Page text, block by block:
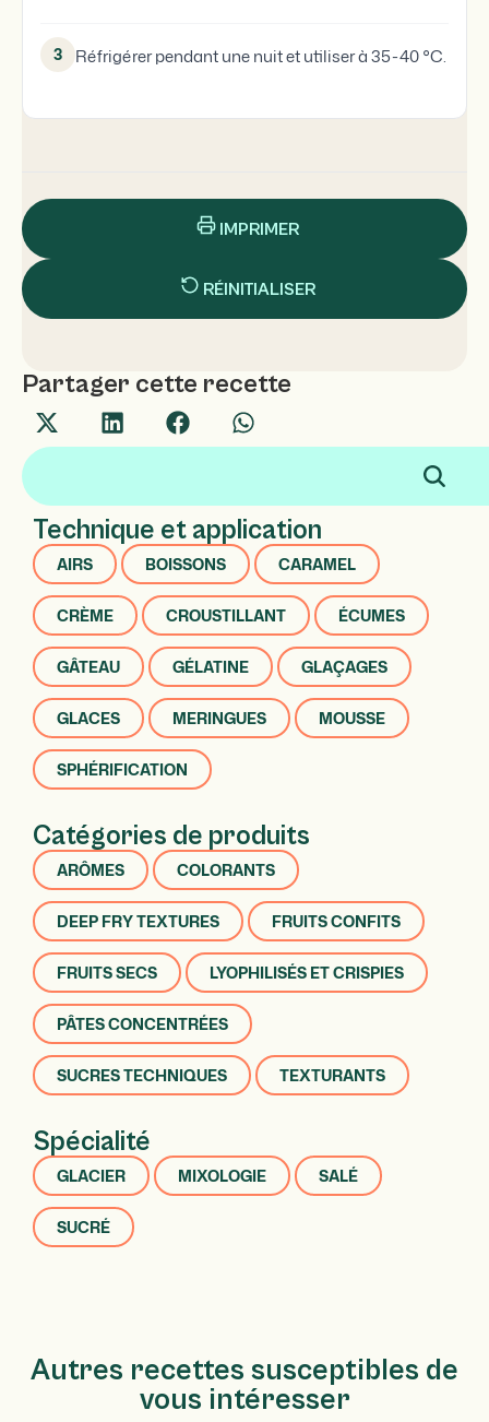
3 Réfrigérer pendant une nuit et utiliser à 35-40 °C.
IMPRIMER
RÉINITIALISER
Partager cette recette
Technique et application
AIRS BOISSONS CARAMEL
CRÈME CROUSTILLANT ÉCUMES
GÂTEAU GÉLATINE GLAÇAGES
GLACES MERINGUES MOUSSE
SPHÉRIFICATION
Catégories de produits
ARÔMES COLORANTS
DEEP FRY TEXTURES FRUITS CONFITS
FRUITS SECS LYOPHILISÉS ET CRISPIES
PÂTES CONCENTRÉES
SUCRES TECHNIQUES TEXTURANTS
Spécialité
GLACIER MIXOLOGIE SALÉ
SUCRÉ
Autres recettes susceptibles de
vous intéresser